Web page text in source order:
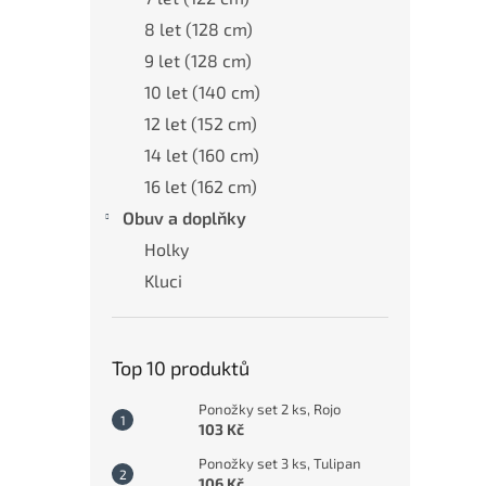
8 let (128 cm)
9 let (128 cm)
10 let (140 cm)
12 let (152 cm)
14 let (160 cm)
16 let (162 cm)
Obuv a doplňky
Holky
Kluci
Top 10 produktů
Ponožky set 2 ks, Rojo
103 Kč
Ponožky set 3 ks, Tulipan